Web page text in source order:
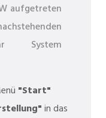
aufgetreten
System
"Start"
in das